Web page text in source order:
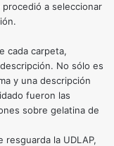
a seleccionar
cada carpeta,
No sólo es
y una descripción
fueron las
sobre gelatina de
la UDLAP,